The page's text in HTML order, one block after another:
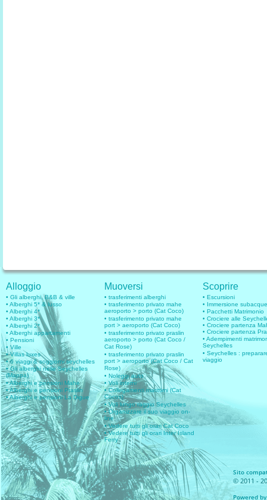
Alloggio
• Gli alberghi, B&B & ville
• Alberghi 5* & lusso
• Alberghi 4*
• Alberghi 3*
• Alberghi 2*
• Alberghi appartamenti
• Pensioni
• Ville
• Villas luxes
• 6 viaggi & soggiorni seychelles
• Gli alberghi nelle Seychelles
(Mappa)
• Alberghi e pensioni Mahe
• Alberghi e pensioni Praslin
• Alberghi e pensioni La Digue
Muoversi
• trasferimenti alberghi
• trasferimento privato mahe
aeroporto > porto (Cat Coco)
• trasferimento privato mahe
port > aeroporto (Cat Coco)
• trasferimento privato praslin
aeroporto > porto (Cat Coco /
Cat Rose)
• trasferimento privato praslin
port > aeroporto (Cat Coco / Cat
Rose)
• Noleggi auto
• Voli interni
• Collegamenti marittimi (Cat
Cocos)
• Voli lungo raggio Seychelles
• Organizzare il suo viaggio on-
line
• Vedere tutti gli orari Cat Coco
• Vedere tutti gli orari Inter Island
Ferry
Scoprire
• Escursioni
• Immersione
• Pacchetti Matrimonio
• Crociere alle
• Crociere partenza
• Crociere partenza
• Adempimenti
Seychelles
• Seychelles :
viaggio
Sito
© 2011 -
Powered by